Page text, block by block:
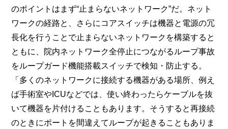
のポイントはまず“止まらないネットワーク”だ。ネット
ワークの経路と、さらにコアスイッチは機器と電源の冗
長化を行うことで止まらないネットワークを構築すると
ともに、院内ネットワーク全停止につながるループ事故
をループガード機能搭載スイッチで検知・防止する。
「多くのネットワークに接続する機器がある場所、例え
ば手術室やICUなどでは、使い終わったらケーブルを抜
いて機器を片付けることもあります。そうすると再接続
のときにポートを間違えてループが起きることもありま